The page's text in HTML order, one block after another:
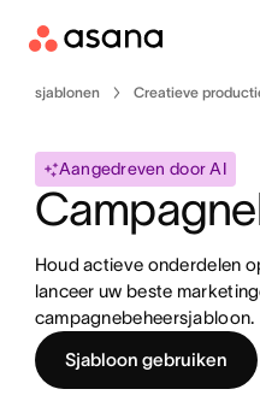
Contact
sjablonen Creatieve
Aangedreven door AI
Houd actieve onderdelen
lanceer uw beste
campagnebeheersjabloon.
Sjabloon gebruiken